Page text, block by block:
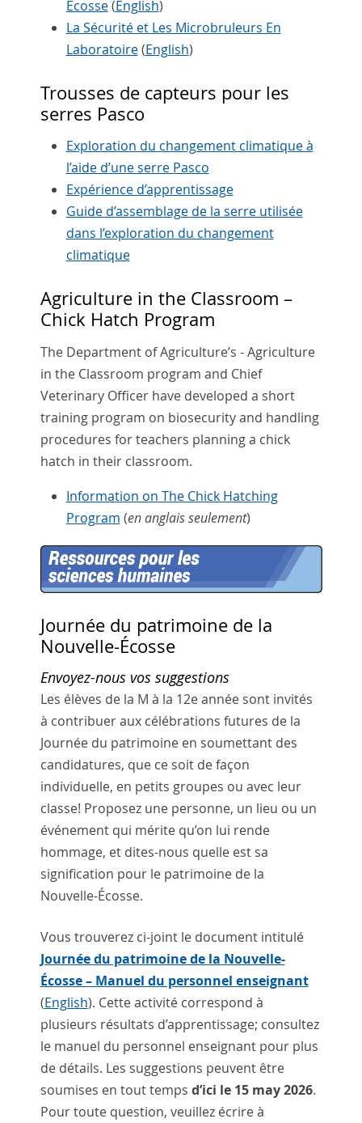
Écosse(English)
La Sécurité et Les Microbruleurs En
Laboratoire(English)
Trousses de capteurs pour les
serres Pasco
Exploration du changement climatique à
l’aide d’une serre Pasco
Expérience d’apprentissage
Guide d’assemblage de la serre utilisée
dans l’exploration du changement
climatique
Agriculture in the Classroom –
Chick Hatch Program
The Department of Agriculture’s - Agriculture
in the Classroom program and Chief
Veterinary Officer have developed a short
training program on biosecurity and handling
procedures for teachers planning a chick
hatch in their classroom.
Information on The Chick Hatching
Program (en anglais seulement)
Journée du patrimoine de la
Nouvelle-Écosse
Envoyez-nous vos suggestions
Les élèves de la M à la 12e année sont invités
à contribuer aux célébrations futures de la
Journée du patrimoine en soumettant des
candidatures, que ce soit de façon
individuelle, en petits groupes ou avec leur
classe! Proposez une personne, un lieu ou un
événement qui mérite qu’on lui rende
hommage, et dites-nous quelle est sa
signification pour le patrimoine de la
Nouvelle-Écosse.
Vous trouverez ci-joint le document intitulé
Journée du patrimoine de la Nouvelle-
Écosse – Manuel du personnel enseignant
(English). Cette activité correspond à
plusieurs résultats d’apprentissage; consultez
le manuel du personnel enseignant pour plus
de détails. Les suggestions peuvent être
soumises en tout temps d’ici le 15 may 2026.
Pour toute question, veuillez écrire à